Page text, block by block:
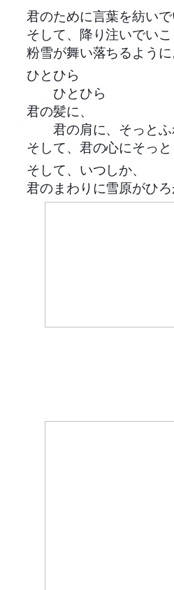
君のために言葉を紡いで
そして、降り注いでいこ
粉雪が舞い落ちるように
ひとひら
ひとひら
君の髪に、
君の肩に、そっとふ
そして、君の心にそっと
そして、いつしか、
君のまわりに雪原がひろ